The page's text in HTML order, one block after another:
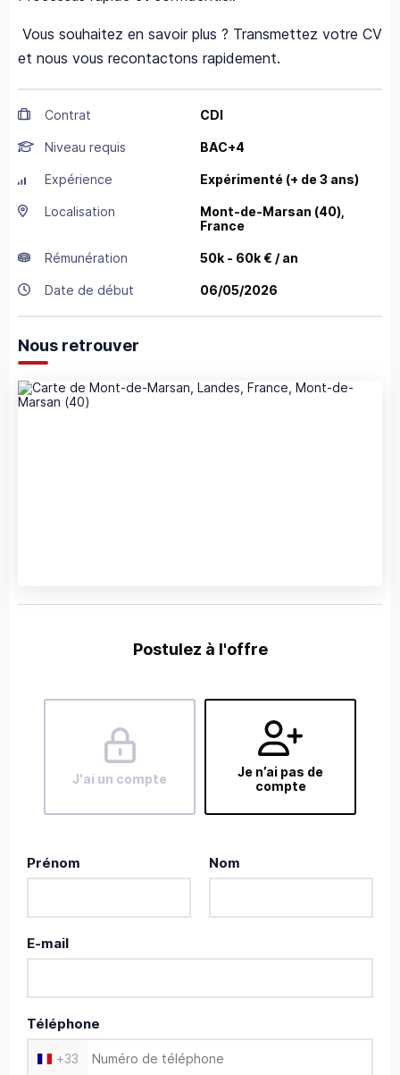
Vous souhaitez en savoir plus ? Transmettez votre CV
et nous vous recontactons rapidement.
Contrat CDI
Niveau requis BAC+4
Expérience Expérimenté (+ de 3 ans)
Localisation Mont-de-Marsan (40),
France
Rémunération 50k - 60k € / an
Date de début 06/05/2026
Nous retrouver
Postulez à l'offre
J'ai un compte
Je n’ai pas de
compte
Prénom Nom
E-mail
Téléphone
+33